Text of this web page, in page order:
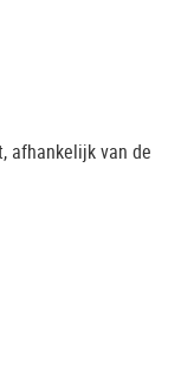
afhankelijk van de